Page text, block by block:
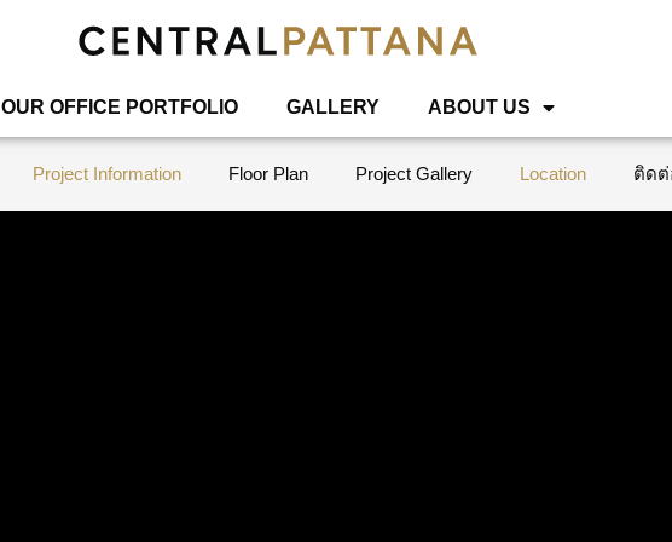
OUR OFFICE PORTFOLIO GALLERY ABOUT US
Project Information Floor Plan Project Gallery Location ติดต่